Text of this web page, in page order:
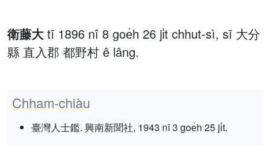
衛藤大 tī 1896 nî 8 goe̍h 26 ji̍t chhut-sì, sī 大分
縣 直入郡 都野村 ê lâng.
Chham-chiàu
臺灣人士鑑. 興南新聞社, 1943 nî 3 goe̍h 25 ji̍t.